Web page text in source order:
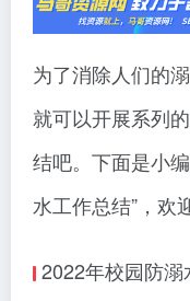
为了消除人们的
就可以开展系列
结吧。下面是小
水工作总结”，欢
2022年校园防